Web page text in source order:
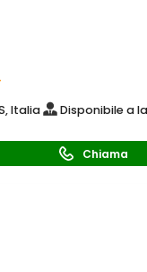
Italia Disponibile a
Chiama